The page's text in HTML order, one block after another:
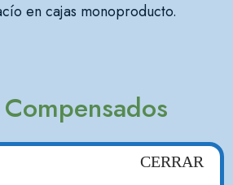
en cajas monoproducto.
y en cajas modulo 16 medias
CERRAR